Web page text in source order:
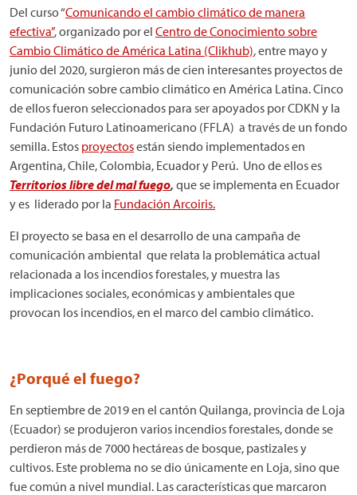
Del curso “Comunicando el cambio climático de manera
efectiva”, organizado por el Centro de Conocimiento sobre
Cambio Climático de América Latina (Clikhub), entre mayo y
junio del 2020, surgieron más de cien interesantes proyectos de
comunicación sobre cambio climático en América Latina. Cinco
de ellos fueron seleccionados para ser apoyados por CDKN y la
Fundación Futuro Latinoamericano (FFLA) a través de un fondo
semilla. Estos proyectosestán siendo implementados en
Argentina, Chile, Colombia, Ecuador y Perú. Uno de ellos es
Territorios libre del mal fuego, que se implementa en Ecuador
y es liderado por la Fundación Arcoiris.
El proyecto se basa en el desarrollo de una campaña de
comunicación ambiental que relata la problemática actual
relacionada a los incendios forestales, y muestra las
implicaciones sociales, económicas y ambientales que
provocan los incendios, en el marco del cambio climático.
¿Porqué el fuego?
En septiembre de 2019 en el cantón Quilanga, provincia de Loja
(Ecuador) se produjeron varios incendios forestales, donde se
perdieron más de 7000 hectáreas de bosque, pastizales y
cultivos. Este problema no se dio únicamente en Loja, sino que
fue común a nivel mundial. Las características que marcaron